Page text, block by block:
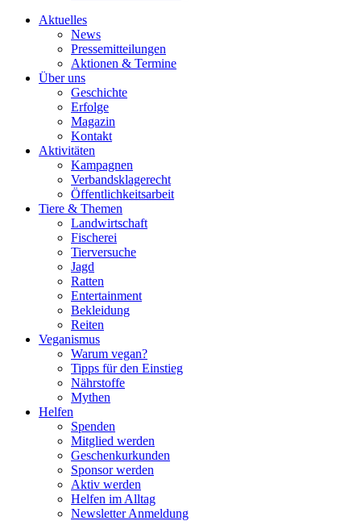
Aktuelles
News
Pressemitteilungen
Aktionen & Termine
Über uns
Geschichte
Erfolge
Magazin
Kontakt
Aktivitäten
Kampagnen
Verbandsklagerecht
Öffentlichkeitsarbeit
Tiere & Themen
Landwirtschaft
Fischerei
Tierversuche
Jagd
Ratten
Entertainment
Bekleidung
Reiten
Veganismus
Warum vegan?
Tipps für den Einstieg
Nährstoffe
Mythen
Helfen
Spenden
Mitglied werden
Geschenkurkunden
Sponsor werden
Aktiv werden
Helfen im Alltag
Newsletter Anmeldung